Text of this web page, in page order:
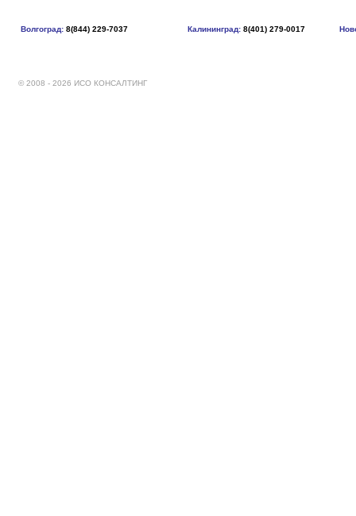
Волгоград: 8(844) 229-7037 Калининград: 8(401) 279-0017
© 2008 - 2026 ИСО КОНСАЛТИНГ